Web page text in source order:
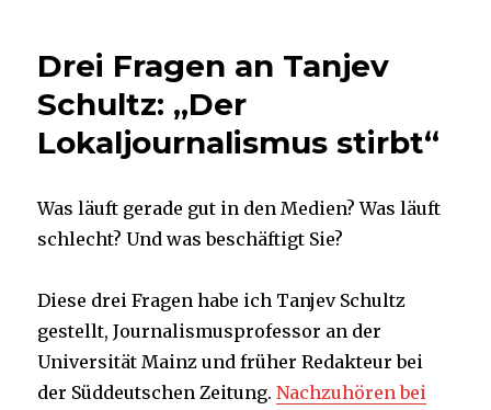
Stil
dass
Sie
einfach
Drei Fragen an Tanjev
Schultz: „Der
Lokaljournalismus stirbt“
Was läuft gerade gut in den Medien? Was läuft
schlecht? Und was beschäftigt Sie?
Diese drei Fragen habe ich Tanjev Schultz
gestellt, Journalismusprofessor an der
Universität Mainz und früher Redakteur bei
der Süddeutschen Zeitung.Nachzuhören bei